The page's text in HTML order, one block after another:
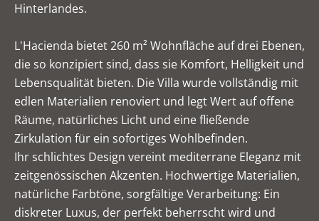
Hinterlandes.
L'Hacienda bietet 260 m² Wohnfläche auf drei Ebenen,
die so konzipiert sind, dass sie Komfort, Helligkeit und
Lebensqualität bieten. Die Villa wurde vollständig mit
edlen Materialien renoviert und legt Wert auf offene
Räume, natürliches Licht und eine fließende
Zirkulation für ein sofortiges Wohlbefinden.
Ihr schlichtes Design vereint mediterrane Eleganz mit
zeitgenössischen Akzenten. Hochwertige Materialien,
natürliche Farbtöne, sorgfältige Verarbeitung: Ein
diskreter Luxus, der perfekt beherrscht wird und